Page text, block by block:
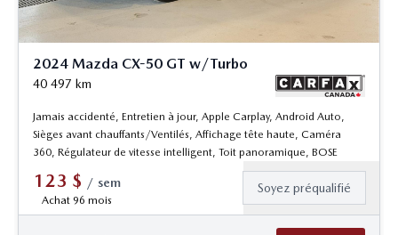
2024 Mazda CX-50 GT w/Turbo
40 497 km
Jamais accidenté, Entretien à jour, Apple Carplay, Android Auto,
Sièges avant chauffants/Ventilés, Affichage tête haute, Caméra
360, Régulateur de vitesse intelligent, Toit panoramique, BOSE
123 $ / sem
Achat 96 mois
Soyez préqualifié